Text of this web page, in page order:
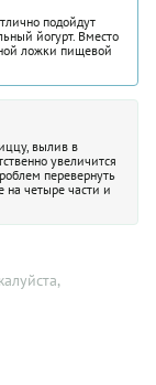
подойдут
йогурт. Вместо
ложки пищевой
вылив в
увеличится
перевернуть
на четыре части и